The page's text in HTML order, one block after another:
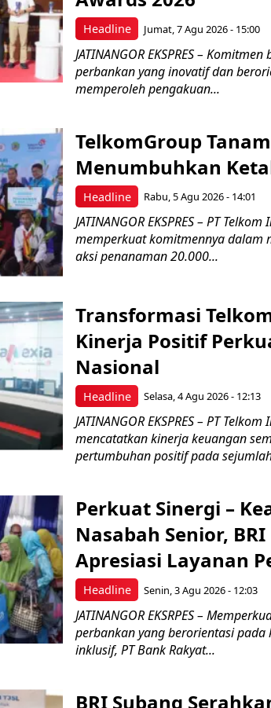
Headline Jumat, 7 Agu 2026 - 15:00
JATINANGOR EKSPRES –
perbankan yang inovatif dan
memperoleh pengakuan...
Headline
TelkomGroup
Menumbuhkan
Rabu, 5 Agu 2026 - 14:01
JATINANGOR EKSPRES – PT
memperkuat komitmennya dalam
aksi penanaman 20.000...
Headline
Transformasi
Kinerja Positif
Nasional
Selasa, 4 Agu 2026 - 12:13
JATINANGOR EKSPRES – PT
mencatatkan kinerja keuangan
pertumbuhan positif pada
Headline
Perkuat Sinergi –
Nasabah Senior,
Apresiasi Layanan
Senin, 3 Agu 2026 - 12:03
JATINANGOR EKSRPES –
perbankan yang berorientasi
inklusif, PT Bank Rakyat...
BRI Subang